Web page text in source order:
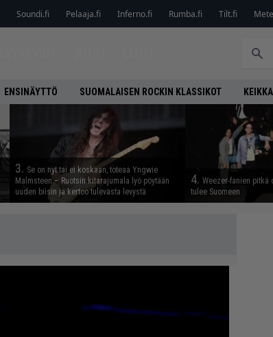
Soundi.fi Pelaaja.fi Inferno.fi Rumba.fi Tilt.fi
ENSINÄYTTÖ SUOMALAISEN ROCKIN KLASSIKOT KEIKKA
3. Se on nyt tai ei koskaan, toteaa Yngwie
Malmsteen – Ruotsin kitarajumala lyö pöytään
uuden biisin ja kertoo tulevasta levystä
4. Weezer-fanien pitkä
tulee Suomeen